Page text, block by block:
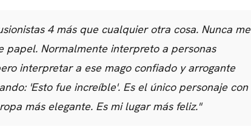
4más que cualquier otra cosa. Nunca me
papel. Normalmente interpreto a personas
interpretar a ese mago confiado y arrogante
'Esto fue increíble'. Es el único personaje con
más elegante. Es mi lugar más feliz."